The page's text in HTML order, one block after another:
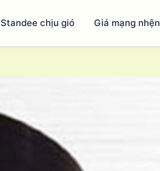
Standee chịu gió Giá mạng nhện